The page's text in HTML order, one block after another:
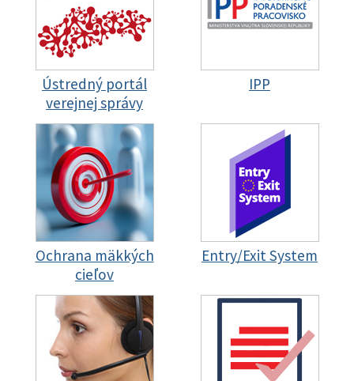
Ústredný portál
verejnej správy
IPP
Ochrana mäkkých
cieľov
Entry/Exit System